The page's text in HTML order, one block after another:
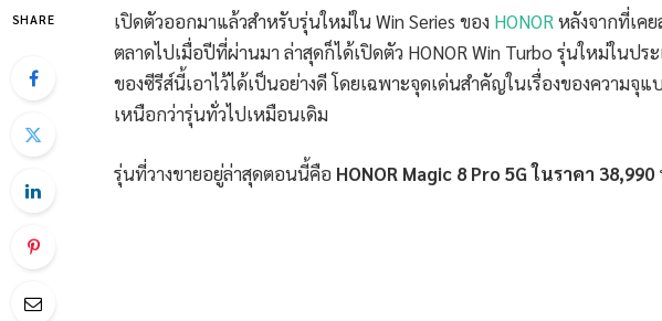
SHARE เปิดตัวออกมาแล้วสำหรับรุ่นใหม่ใน Win Series ของ HONORหลังจากที่เคย
ตลาดไปเมื่อปีที่ผ่านมา ล่าสุดก็ได้เปิดตัว HONOR Win Turbo รุ่นใหม่ในป
ของซีรีส์นี้เอาไว้ได้เป็นอย่างดี โดยเฉพาะจุดเด่นสำคัญในเรื่องของความจุ
เหนือกว่ารุ่นทั่วไปเหมือนเดิม
รุ่นที่วางขายอยู่ล่าสุดตอนนี้คือ HONOR Magic 8 Pro 5G ในราคา